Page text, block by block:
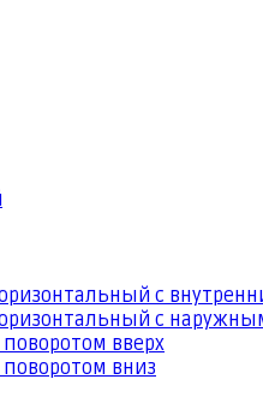
с
с
вверх
вниз